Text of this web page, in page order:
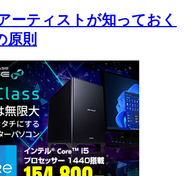
ーティストが知っておく
原則